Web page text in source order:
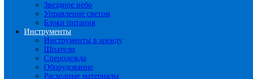
Звездное небо
Управление светом
Блоки питания
Инструменты
Инструменты в аренду
Шпатели
Спецодежда
Оборудование
Расходные материалы